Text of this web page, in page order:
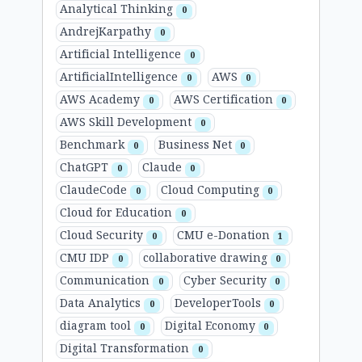
Analytical Thinking 0
AndrejKarpathy 0
Artificial Intelligence 0
ArtificialIntelligence 0 AWS 0
AWS Academy 0 AWS Certification 0
AWS Skill Development 0
Benchmark 0 Business Net 0
ChatGPT 0 Claude 0
ClaudeCode 0 Cloud Computing 0
Cloud for Education 0
Cloud Security 0 CMU e-Donation 1
CMU IDP 0 collaborative drawing 0
Communication 0 Cyber Security 0
Data Analytics 0 DeveloperTools 0
diagram tool 0 Digital Economy 0
Digital Transformation 0